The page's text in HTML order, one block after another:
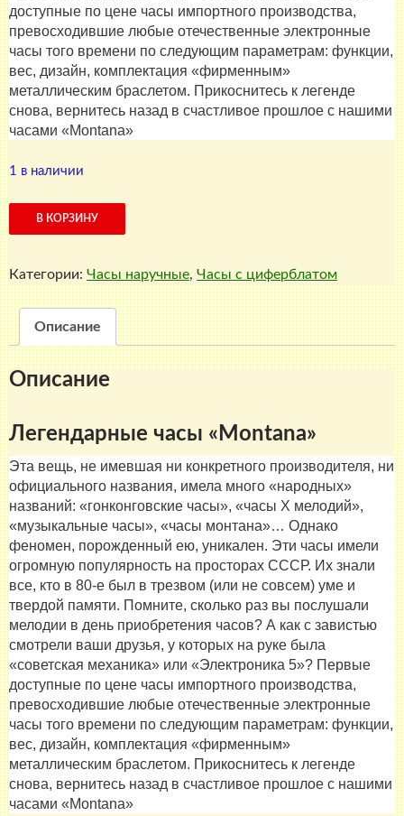
доступные по цене часы импортного производства,
превосходившие любые отечественные электронные
часы того времени по следующим параметрам: функции,
вес, дизайн, комплектация «фирменным»
металлическим браслетом. Прикоснитесь к легенде
снова, вернитесь назад в счастливое прошлое с нашими
часами «Montana»
1 в наличии
Количество
товара
Часы
наручные
Montana
501A
В КОРЗИНУ
Категории: Часы наручные, Часы с циферблатом
Описание
Описание
Легендарные часы «Montana»
Эта вещь, не имевшая ни конкретного производителя, ни
официального названия, имела много «народных»
названий: «гонконговские часы», «часы X мелодий»,
«музыкальные часы», «часы монтана»… Однако
феномен, порожденный ею, уникален. Эти часы имели
огромную популярность на просторах СССР. Их знали
все, кто в 80-е был в трезвом (или не совсем) уме и
твердой памяти. Помните, сколько раз вы послушали
мелодии в день приобретения часов? А как с завистью
смотрели ваши друзья, у которых на руке была
«советская механика» или «Электроника 5»? Первые
доступные по цене часы импортного производства,
превосходившие любые отечественные электронные
часы того времени по следующим параметрам: функции,
вес, дизайн, комплектация «фирменным»
металлическим браслетом. Прикоснитесь к легенде
снова, вернитесь назад в счастливое прошлое с нашими
часами «Montana»